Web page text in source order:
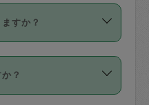
様々です。
ので、各自の得意
、合格したタスカ
ます。
は１件目のレビュ
したり、人にけが
対象で、補償金額
に3日後（72時間
可能となっていま
」をかけることが
すか？
下の2種類がありま
？